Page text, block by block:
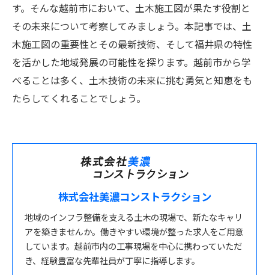
す。そんな越前市において、土木施工図が果たす役割と
その未来について考察してみましょう。本記事では、土
木施工図の重要性とその最新技術、そして福井県の特性
を活かした地域発展の可能性を探ります。越前市から学
べることは多く、土木技術の未来に挑む勇気と知恵をも
たらしてくれることでしょう。
株式会社美濃コンストラクション
地域のインフラ整備を支える土木の現場で、新たなキャリ
アを築きませんか。働きやすい環境が整った求人をご用意
しています。越前市内の工事現場を中心に携わっていただ
き、経験豊富な先輩社員が丁寧に指導します。